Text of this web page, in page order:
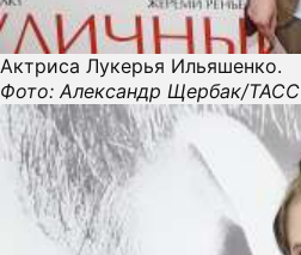
Актриса Лукерья Ильяшенко.
Фото: Александр Щербак/ТАСС